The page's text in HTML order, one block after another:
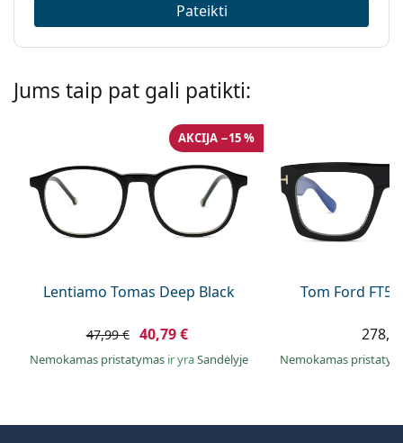
Pateikti
Jums taip pat gali patikti:
Lentiamo Tomas Deep Black
AKCIJA −15 %
47,99 € 40,79 €
Nemokamas pristatymas ir yraSandėlyje
Tom Ford
Nemokamas